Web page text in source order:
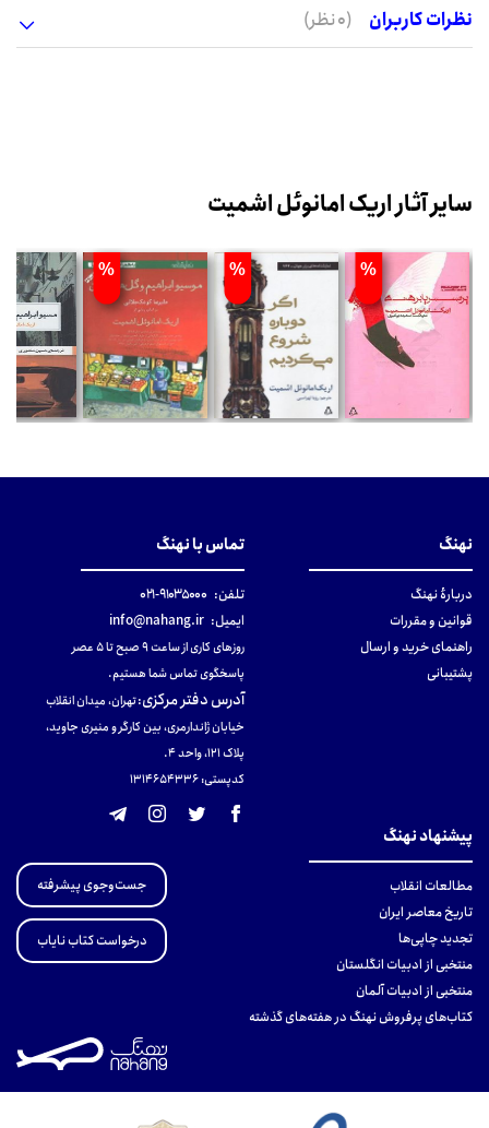
نظرات کاربران (0 نظر)
سایر آثار اریک امانوئل اشمیت
%
نهنگ
دربارهٔ نهنگ
قوانین و مقررات
راهنمای خرید و ارسال
پشتیبانی
تماس با نهنگ
تلفن: ۹۱۰۳۵۰۰۰-۰۲۱
ایمیل: info@nahang.ir
روزهای کاری از ساعت ۹ صبح تا ۵ عصر
پاسخگوی تماس شما هستیم.
آدرس دفتر مرکزی:تهران، میدان انقلاب
خیابان ژاندارمری، بین کارگر و منیری جاوید،
پلاک 121، واحد ۴.
کدپستی: 131465433۶
پیشنهاد نهنگ
مطالعات انقلاب
تاریخ معاصر ایران
تجدید چاپی‌ها
منتخبی از ادبیات انگلستان
منتخبی از ادبیات آلمان
کتاب‌های پرفروش نهنگ در هفته‌های گذشته
جست‌وجوی پیشرفته
درخواست کتاب نایاب